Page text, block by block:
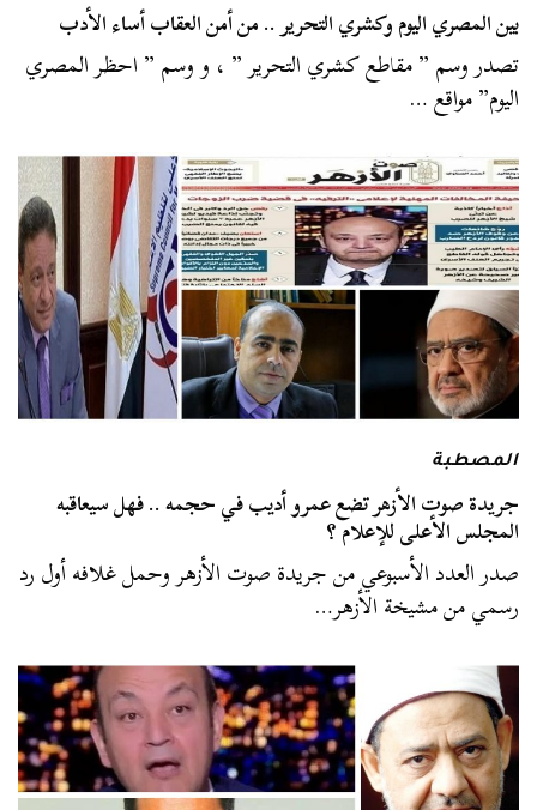
بين المصري اليوم وكشري التحرير .. من أمن العقاب أساء الأدب
تصدر وسم ” مقاطع كشري التحرير ” ، و وسم ” احظر المصري
اليوم” مواقع …
المصطبة
جريدة صوت الأزهر تضع عمرو أديب في حجمه .. فهل سيعاقبه
المجلس الأعلى للإعلام ؟
صدر العدد الأسبوعي من جريدة صوت الأزهر وحمل غلافه أول رد
رسمي من مشيخة الأزهر…